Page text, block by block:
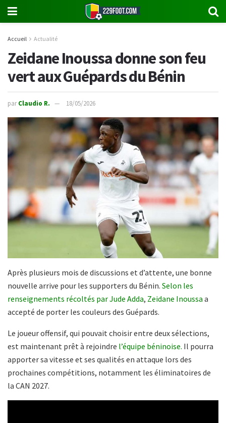
Accueil Actualité
Zeidane Inoussa donne son feu
vert aux Guépards du Bénin
par Claudio R. 18/05/2026
Après plusieurs mois de discussions et d’attente, une bonne
nouvelle arrive pour les supporters du Bénin. Selon les
renseignements récoltés par Jude Adda, Zeidane Inoussa a
accepté de porter les couleurs des Guépards.
Le joueur offensif, qui pouvait choisir entre deux sélections,
est maintenant prêt à rejoindre l’équipe béninoise. Il pourra
apporter sa vitesse et ses qualités en attaque lors des
prochaines compétitions, notamment les éliminatoires de
la CAN 2027.